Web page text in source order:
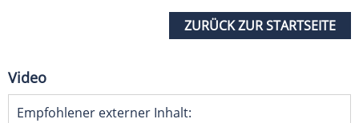
ZURÜCK ZUR STARTSEITE
Video
Empfohlener externer Inhalt: